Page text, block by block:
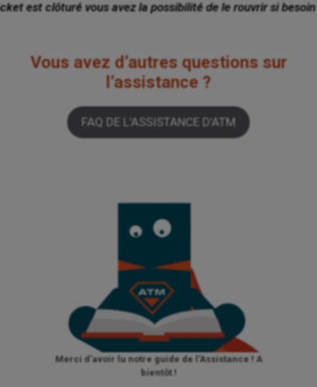
est clôturé vous avez la possibilité de le rouvrir si besoin
Vous avez d’autres questions sur
l’assistance ?
FAQ DE L’ASSISTANCE D’ATM
Merci d’avoir lu notre guide de l’Assistance ! A
bientôt !